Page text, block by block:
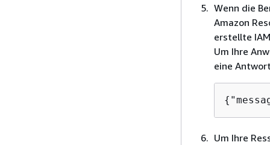
Wenn die
Amazon
erstellte
Um Ihre
eine
{
Um Ihre